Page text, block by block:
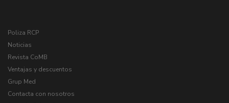
Poliza RCP
Noticias
Revista CoMB
Ventajas y descuentos
Grup Med
Contacta con nosotros